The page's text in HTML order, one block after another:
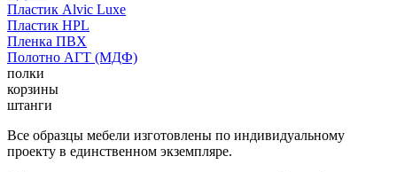
Пластик Alvic Luxe
Пластик HPL
Пленка ПВХ
Полотно АГТ (МДФ)
полки
корзины
штанги
Все образцы мебели изготовлены по индивидуальному
проекту в единственном экземпляре.